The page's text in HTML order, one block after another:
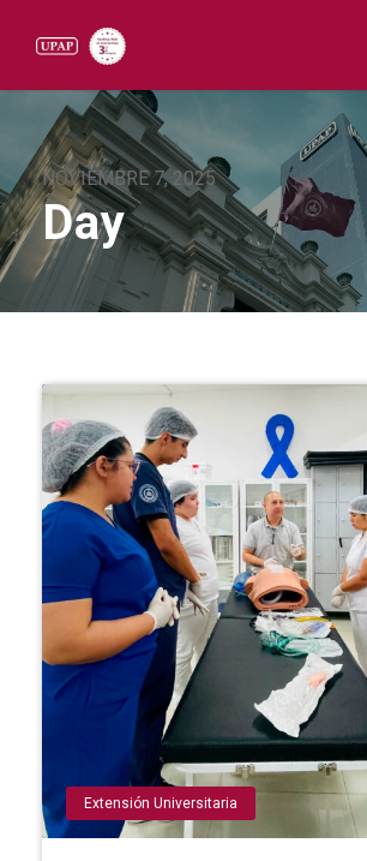
NOVIEMBRE 7, 2025
Day
Extensión Universitaria